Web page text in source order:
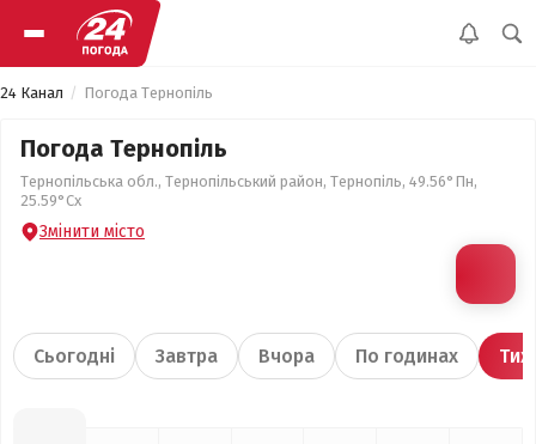
24 Канал Погода Тернопіль
Погода Тернопіль
Тернопільська обл., Тернопільський район, Тернопіль, 49.56°Пн,
25.59°Сх
Змінити місто
Сьогодні Завтра Вчора По годинах